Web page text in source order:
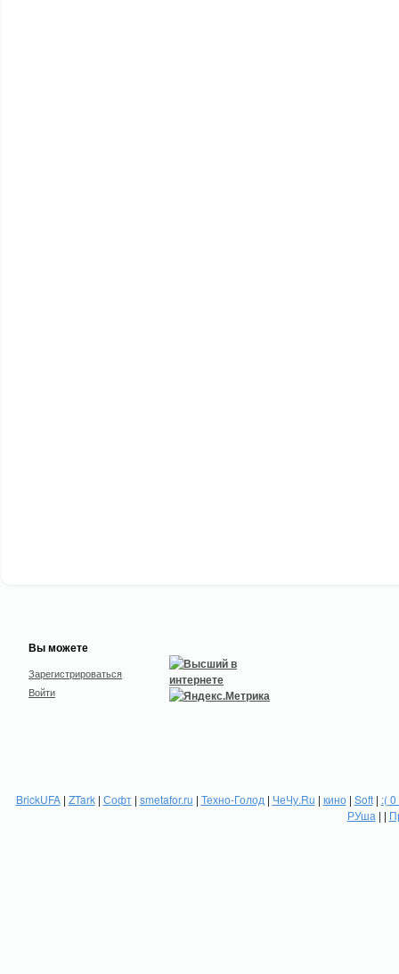
Вы можете
Зарегистрироваться
Войти
BrickUFA| ZTark| Софт| smetafor.ru | Техно-Голод | ЧеЧу.Ru | кино| Soft| :(
РУша | |